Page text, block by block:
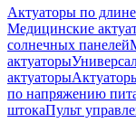
Актуаторы по
Медицинские
солнечных панелей
актуаторы
актуаторы
по напряжению
штокаПульт